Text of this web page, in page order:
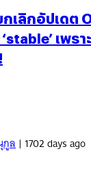
เลิกอัปเดต
เพร
กูล| 1702 days ago